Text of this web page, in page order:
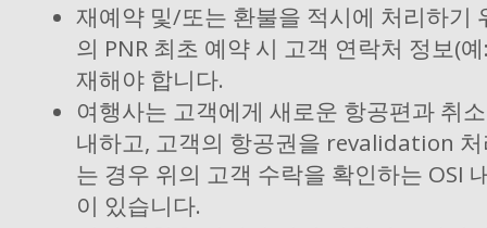
재예약 및/또는 환불을 적시에 처리하기
의 PNR 최초 예약 시 고객 연락처 정보(
재해야 합니다.
여행사는 고객에게 새로운 항공편과 취
내하고, 고객의 항공권을 revalidation
는 경우 위의 고객 수락을 확인하는 OSI
이 있습니다.